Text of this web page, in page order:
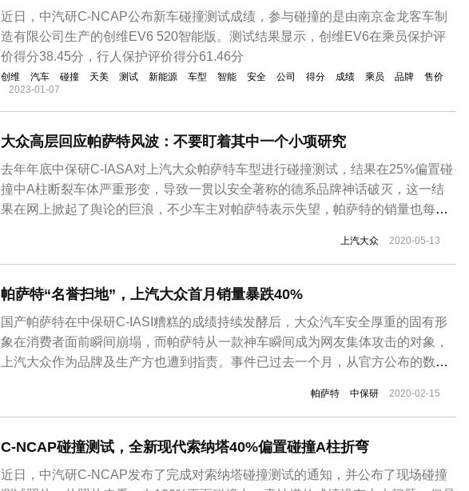
近日，中汽研C-NCAP公布新车碰撞测试成绩，参与碰撞的是由南京金龙客车制
造有限公司生产的创维EV6 520智能版。测试结果显示，创维EV6在乘员保护评
价得分38.45分，行人保护评价得分61.46分
创维 汽车 碰撞 天美 测试 新能源 车型 智能 安全 公司 得分 成绩 乘员 品牌
售价
2023-01-07
大众高层回应帕萨特风波：不要盯着其中一个小项研究
去年年底中保研C-IASA对上汽大众帕萨特车型进行碰撞测试，结果在25%偏置碰
撞中A柱断裂车体严重形变，导致一贯以安全著称的德系品牌神话破灭，这一结
果在网上掀起了舆论的巨浪，不少车主对帕萨特表示失望，帕萨特的销量也每况
NCAP五星评价标准开发，针对此次某细分项评测成绩不佳，已第一时间开展技
术分析。时隔半年，大众高层首次发声。大众...
上汽大众 2020-05-13
帕萨特“名誉扫地”，上汽大众首月销量暴跌40%
国产帕萨特在中保研C-IASI糟糕的成绩持续发酵后，大众汽车安全厚重的固有形
象在消费者面前瞬间崩塌，而帕萨特从一款神车瞬间成为网友集体攻击的对象，
上汽大众作为品牌及生产方也遭到指责。事件已过去一个月，从官方公布的数据
上汽大众1月产量14.37万辆，同比下滑11.3%，1月销量为11.3万辆，同比暴跌
40.5%，环比下滑更是达...
帕萨特 中保研 2020-02-15
C-NCAP碰撞测试，全新现代索纳塔40%偏置碰撞A柱折弯 ​​​​
近日，中汽研C-NCAP发布了完成对索纳塔碰撞测试的通知，并公布了现场碰撞